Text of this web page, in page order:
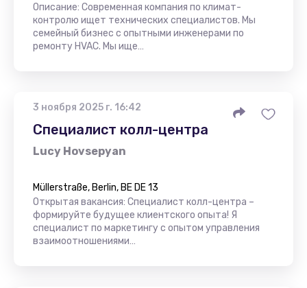
Описание: Современная компания по климат-
контролю ищет технических специалистов. Мы
семейный бизнес с опытными инженерами по
ремонту HVAC. Мы ище…
3 ноября 2025 г. 16:42
Специалист колл-центра
Lucy Hovsepyan
Müllerstraße, Berlin, BE DE 13
Открытая вакансия: Специалист колл-центра –
формируйте будущее клиентского опыта! Я
специалист по маркетингу с опытом управления
взаимоотношениями…